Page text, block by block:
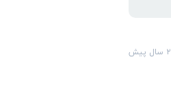
۲ سال پیش